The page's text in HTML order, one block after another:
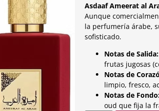
Asdaaf Ameerat al
Aunque
la perfumería árabe,
sofisticado.
Notas de Salida:
frutas jugosas
Notas de
limpio, fresco,
Notas de
oud que fija la